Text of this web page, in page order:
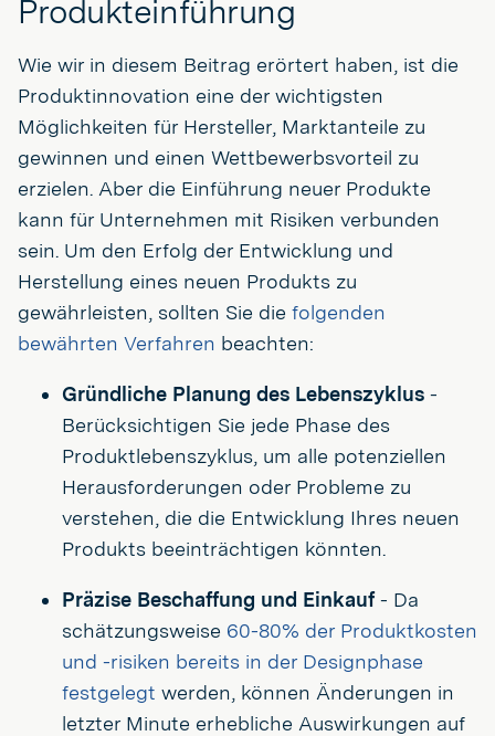
Produkteinführung
Wie wir in diesem Beitrag erörtert haben, ist die
Produktinnovation eine der wichtigsten
Möglichkeiten für Hersteller, Marktanteile zu
gewinnen und einen Wettbewerbsvorteil zu
erzielen. Aber die Einführung neuer Produkte
kann für Unternehmen mit Risiken verbunden
sein. Um den Erfolg der Entwicklung und
Herstellung eines neuen Produkts zu
gewährleisten, sollten Sie die folgenden
bewährten Verfahren beachten:
Gründliche Planung des Lebenszyklus -
Berücksichtigen Sie jede Phase des
Produktlebenszyklus, um alle potenziellen
Herausforderungen oder Probleme zu
verstehen, die die Entwicklung Ihres neuen
Produkts beeinträchtigen könnten.
Präzise Beschaffung und Einkauf- Da
schätzungsweise 60-80% der Produktkosten
und -risiken bereits in der Designphase
festgelegt werden, können Änderungen in
letzter Minute erhebliche Auswirkungen auf